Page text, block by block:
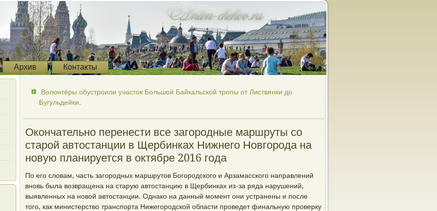
Архив Контакты
Волонтёры обустроили участок Большой Байкальской тропы от Листвянки до
Бугульдейки.
Окончательно перенести все загородные маршруты со
старой автостанции в Щербинках Нижнего Новгорода на
новую планируется в октябре 2016 года
По его словам, часть загородных маршрутов Богородского и Арзамасского направлений
вновь была возвращена на старую автостанцию в Щербинках из-за ряда нарушений,
выявленных на новой автостанции. Однако на данный момент они устранены и после
того, как министерство транспорта Нижегородской области проведет финальную проверку